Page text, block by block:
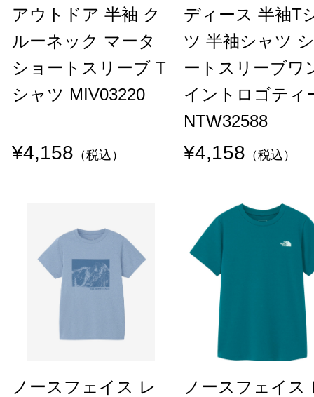
アウトドア 半袖 ク
ルーネック マータ
ショートスリーブ T
シャツ MIV03220
¥4,158 （税込）
ディース 半袖T
ツ 半袖シャツ
ートスリーブワ
イントロゴティ
NTW32588
¥4,158 （税込）
ノースフェイス レ
ノースフェイス